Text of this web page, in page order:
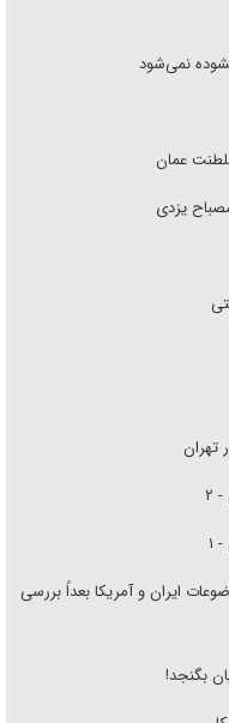
نمی‌شود
عمان
یزدی
تهران
ایران و آمریکا بعداً بررسی
بگنجد!